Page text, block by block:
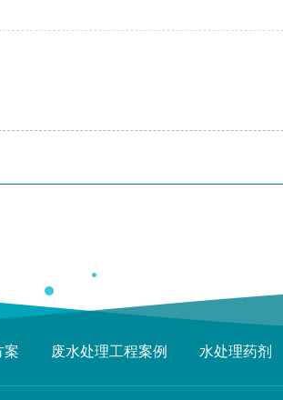
案 废水处理工程案例 水处理药剂